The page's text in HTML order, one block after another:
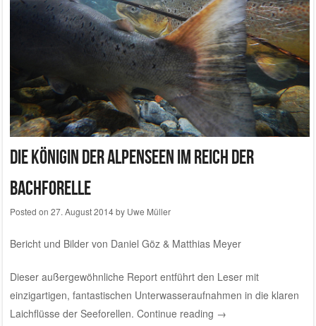
Die Königin der Alpenseen im Reich der
Bachforelle
Posted on 27. August 2014by Uwe Müller
Bericht und Bilder von Daniel Göz & Matthias Meyer
Dieser außergewöhnliche Report entführt den Leser mit
einzigartigen, fantastischen Unterwasseraufnahmen in die klaren
Laichflüsse der Seeforellen. Continue reading →